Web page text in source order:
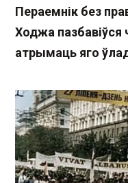
Пераемнік без
Ходжа пазбавіўся
атрымаць яго